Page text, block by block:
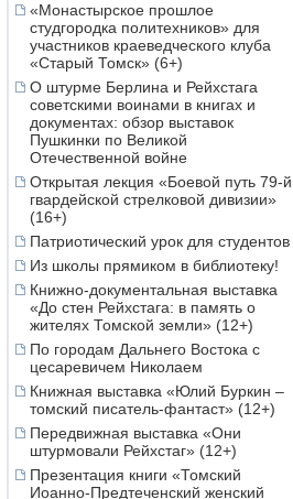
«Монастырское прошлое
студгородка политехников» для
участников краеведческого клуба
«Старый Томск» (6+)
О штурме Берлина и Рейхстага
советскими воинами в книгах и
документах: обзор выставок
Пушкинки по Великой
Отечественной войне
Открытая лекция «Боевой путь 79-й
гвардейской стрелковой дивизии»
(16+)
Патриотический урок для студентов
Из школы прямиком в библиотеку!
Книжно-документальная выставка
«До стен Рейхстага: в память о
жителях Томской земли» (12+)
По городам Дальнего Востока с
цесаревичем Николаем
Книжная выставка «Юлий Буркин –
томский писатель-фантаст» (12+)
Передвижная выставка «Они
штурмовали Рейхстаг» (12+)
Презентация книги «Томский
Иоанно-Предтеченский женский